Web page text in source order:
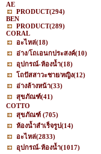
AE
PRODUCT(294)
BEN
PRODUCT(289)
CORAL
อะไหล่(18)
อ่าง/โถเอนกประสงค์(10)
อุปกรณ์-ห้องน้ำ(18)
โถปัสสาวะชาย/หญิง(12)
อ่างล้างหน้า(33)
สุขภัณฑ์(41)
COTTO
สุขภัณฑ์ (705)
ห้องน้ำสำเร็จรูป(14)
อะไหล่(2833)
อุปกรณ์-ห้องน้ำ(1017)